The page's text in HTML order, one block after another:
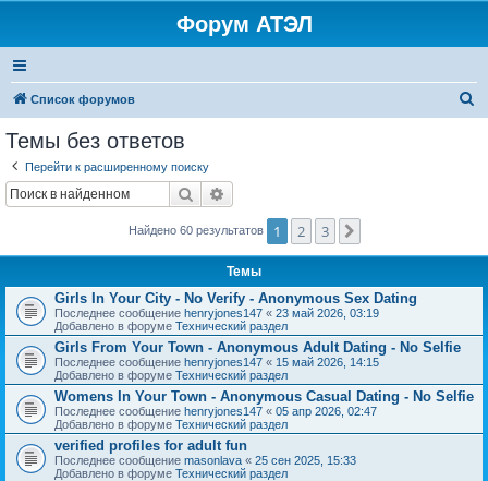
Форум АТЭЛ
Список форумов
Темы без ответов
Перейти к расширенному поиску
Поиск
Найдено 60 результатов 1 2 3
Темы
Girls In Your City - No Verify - Anonymous Sex Dating
Последнее сообщение henryjones147 « 23 май 2026, 03:19
Добавлено в форуме Технический раздел
Girls From Your Town - Anonymous Adult Dating - No Selfie
Последнее сообщение henryjones147 « 15 май 2026, 14:15
Добавлено в форуме Технический раздел
Womens In Your Town - Anonymous Casual Dating - No Selfie
Последнее сообщение henryjones147 « 05 апр 2026, 02:47
Добавлено в форуме Технический раздел
verified profiles for adult fun
Последнее сообщение masonlava « 25 сен 2025, 15:33
Добавлено в форуме Технический раздел